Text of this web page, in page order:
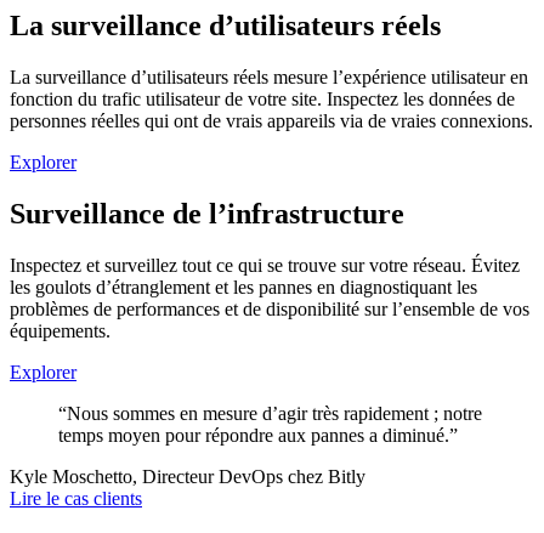
La surveillance d’utilisateurs réels
La surveillance d’utilisateurs réels mesure l’expérience utilisateur en
fonction du trafic utilisateur de votre site. Inspectez les données de
personnes réelles qui ont de vrais appareils via de vraies connexions.
Explorer
Surveillance de l’infrastructure
Inspectez et surveillez tout ce qui se trouve sur votre réseau. Évitez
les goulots d’étranglement et les pannes en diagnostiquant les
problèmes de performances et de disponibilité sur l’ensemble de vos
équipements.
Explorer
“Nous sommes en mesure d’agir très rapidement ; notre
temps moyen pour répondre aux pannes a diminué.”
Kyle Moschetto, Directeur DevOps chez Bitly
Lire le cas clients